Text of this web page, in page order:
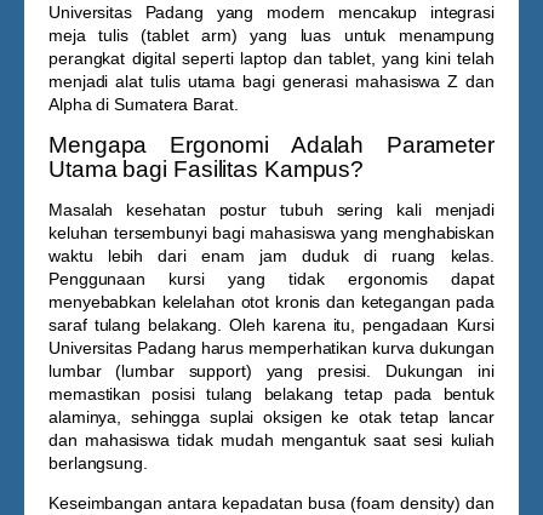
Universitas Padang yang modern mencakup integrasi
meja tulis (tablet arm) yang luas untuk menampung
perangkat digital seperti laptop dan tablet, yang kini telah
menjadi alat tulis utama bagi generasi mahasiswa Z dan
Alpha di Sumatera Barat.
Mengapa Ergonomi Adalah Parameter
Utama bagi Fasilitas Kampus?
Masalah kesehatan postur tubuh sering kali menjadi
keluhan tersembunyi bagi mahasiswa yang menghabiskan
waktu lebih dari enam jam duduk di ruang kelas.
Penggunaan kursi yang tidak ergonomis dapat
menyebabkan kelelahan otot kronis dan ketegangan pada
saraf tulang belakang. Oleh karena itu, pengadaan Kursi
Universitas Padang harus memperhatikan kurva dukungan
lumbar (lumbar support) yang presisi. Dukungan ini
memastikan posisi tulang belakang tetap pada bentuk
alaminya, sehingga suplai oksigen ke otak tetap lancar
dan mahasiswa tidak mudah mengantuk saat sesi kuliah
berlangsung.
Keseimbangan antara kepadatan busa (foam density) dan